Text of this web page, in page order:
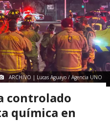
ARCHIVO | Lucas Aguayo / Agencia UNO
controlado
química en